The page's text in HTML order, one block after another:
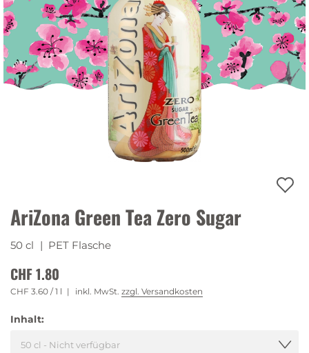
AriZona Green Tea Zero Sugar
50 cl | PET Flasche
CHF 1.80
CHF 3.60 / 1 l inkl. MwSt. zzgl. Versandkosten
Inhalt: